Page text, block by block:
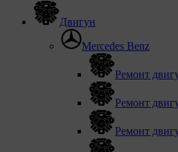
Двигун
Mercedes Benz
Ремонт
Ремонт
Ремонт